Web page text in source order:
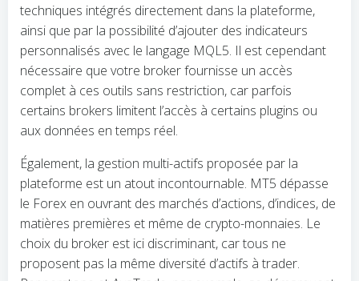
techniques intégrés directement dans la plateforme,
ainsi que par la possibilité d’ajouter des indicateurs
personnalisés avec le langage MQL5. Il est cependant
nécessaire que votre broker fournisse un accès
complet à ces outils sans restriction, car parfois
certains brokers limitent l’accès à certains plugins ou
aux données en temps réel.
Également, la gestion multi-actifs proposée par la
plateforme est un atout incontournable. MT5 dépasse
le Forex en ouvrant des marchés d’actions, d’indices, de
matières premières et même de crypto-monnaies. Le
choix du broker est ici discriminant, car tous ne
proposent pas la même diversité d’actifs à trader.